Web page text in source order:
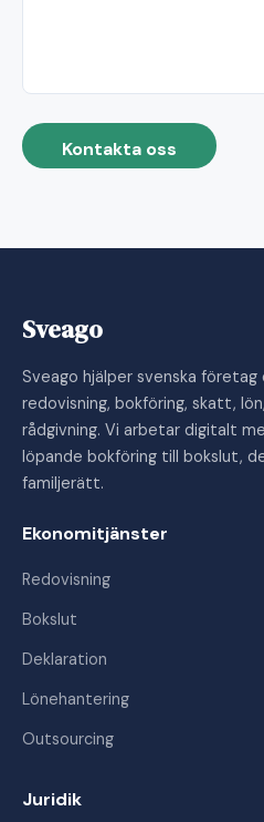
Kontakta oss
Sveago
Sveago hjälper svenska
redovisning, bokföring, skatt,
rådgivning. Vi arbetar digitalt
löpande bokföring till bokslut,
familjerätt.
Ekonomitjänster
Redovisning
Bokslut
Deklaration
Lönehantering
Outsourcing
Juridik